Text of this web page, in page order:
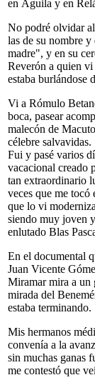
en Àguila y en
No podré olvidar
las de su nombre
madre", y en su
Reverón a quien
estaba burlándose
Vi a Rómulo
boca, pasear
malecón de
célebre salvavidas.
Fui y pasé varios
vacacional creado
tan extraordinario
veces que me tocó
que lo vi
siendo muy joven
enlutado Blas
En el documental
Juan Vicente
Miramar mira a un
mirada del
estaba terminando.
Mis hermanos
convenía a la
sin muchas ganas
me contestó que